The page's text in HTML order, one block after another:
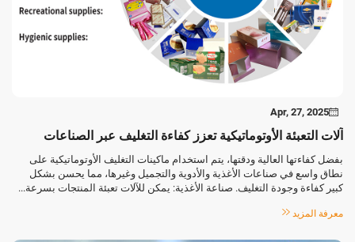
Apr, 27, 2025
آلات التعبئة الأوتوماتيكية تعزز كفاءة التغليف عبر الصناعات
بفضل كفاءتها العالية ودقتها، يتم استخدام ماكينات التغليف الأوتوماتيكية على
نطاق واسع في صناعات الأغذية والأدوية والتجميل وغيرها، مما يحسن بشكل
كبير كفاءة وجودة التغليف. صناعة الأغذية: يمكن للآلات تعبئة المنتجات بسرعة...
معرفة المزيد